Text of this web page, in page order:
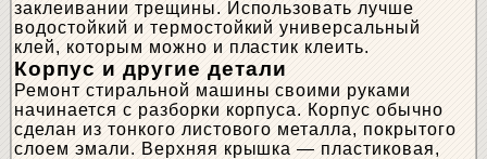
заклеивании трещины. Использовать лучше
водостойкий и термостойкий универсальный
клей, которым можно и пластик клеить.
Корпус и другие детали
Ремонт стиральной машины своими руками
начинается с разборки корпуса. Корпус обычно
сделан из тонкого листового металла, покрытого
слоем эмали. Верхняя крышка — пластиковая,